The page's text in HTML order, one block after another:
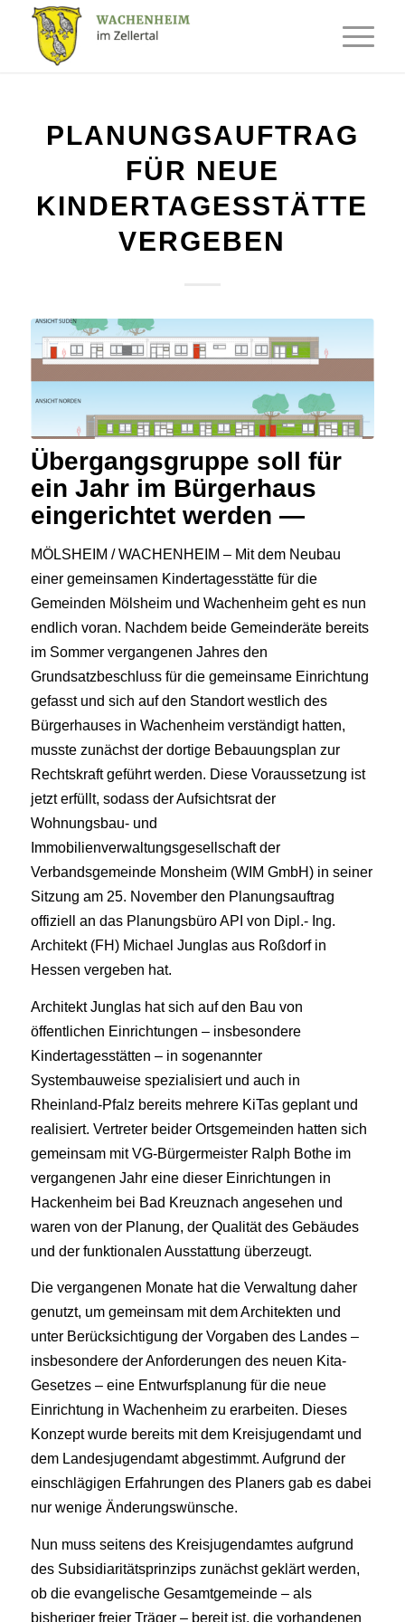
PLANUNGSAUFTRAG
FÜR NEUE
KINDERTAGESSTÄTTE
VERGEBEN
Übergangsgruppe soll für
ein Jahr im Bürgerhaus
eingerichtet werden —
MÖLSHEIM / WACHENHEIM – Mit dem Neubau
einer gemeinsamen Kindertagesstätte für die
Gemeinden Mölsheim und Wachenheim geht es nun
endlich voran. Nachdem beide Gemeinderäte bereits
im Sommer vergangenen Jahres den
Grundsatzbeschluss für die gemeinsame Einrichtung
gefasst und sich auf den Standort westlich des
Bürgerhauses in Wachenheim verständigt hatten,
musste zunächst der dortige Bebauungsplan zur
Rechtskraft geführt werden. Diese Voraussetzung ist
jetzt erfüllt, sodass der Aufsichtsrat der
Wohnungsbau- und
Immobilienverwaltungsgesellschaft der
Verbandsgemeinde Monsheim (WIM GmbH) in seiner
Sitzung am 25. November den Planungsauftrag
offiziell an das Planungsbüro API von Dipl.- Ing.
Architekt (FH) Michael Junglas aus Roßdorf in
Hessen vergeben hat.
Architekt Junglas hat sich auf den Bau von
öffentlichen Einrichtungen – insbesondere
Kindertagesstätten – in sogenannter
Systembauweise spezialisiert und auch in
Rheinland-Pfalz bereits mehrere KiTas geplant und
realisiert. Vertreter beider Ortsgemeinden hatten sich
gemeinsam mit VG-Bürgermeister Ralph Bothe im
vergangenen Jahr eine dieser Einrichtungen in
Hackenheim bei Bad Kreuznach angesehen und
waren von der Planung, der Qualität des Gebäudes
und der funktionalen Ausstattung überzeugt.
Die vergangenen Monate hat die Verwaltung daher
genutzt, um gemeinsam mit dem Architekten und
unter Berücksichtigung der Vorgaben des Landes –
insbesondere der Anforderungen des neuen Kita-
Gesetzes – eine Entwurfsplanung für die neue
Einrichtung in Wachenheim zu erarbeiten. Dieses
Konzept wurde bereits mit dem Kreisjugendamt und
dem Landesjugendamt abgestimmt. Aufgrund der
einschlägigen Erfahrungen des Planers gab es dabei
nur wenige Änderungswünsche.
Nun muss seitens des Kreisjugendamtes aufgrund
des Subsidiaritätsprinzips zunächst geklärt werden,
ob die evangelische Gesamtgemeinde – als
bisheriger freier Träger – bereit ist, die vorhandenen